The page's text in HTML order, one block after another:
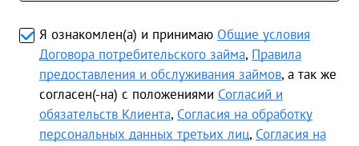
Я ознакомлен(а) и принимаю Общие условия
Договора потребительского займа, Правила
предоставления и обслуживания займов, а так же
согласен(-на) с положениями Согласий и
обязательств Клиента, Согласия на обработку
персональных данных третьих лиц, Согласия на